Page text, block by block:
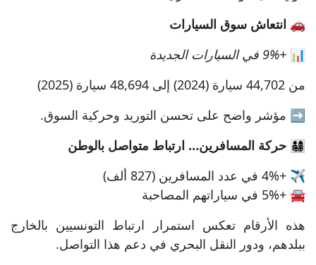
🚗 انتعاش سوق السيارات
📊 +9% في السيارات الجديدة
من 44,702 سيارة (2024) إلى 48,694 سيارة (2025)
➡️ مؤشر واضح على تحسن التوريد وحركية السوق.
👨‍👩‍👧‍👦 حركة المسافرين… ارتباط متواصل بالوطن
✈️ +4% في عدد المسافرين (827 ألف)
🚘 +5% في سياراتهم المصاحبة
هذه الأرقام تعكس استمرار ارتباط التونسيين بالخارج
ببلدهم، ودور النقل البحري في دعم هذا التواصل.